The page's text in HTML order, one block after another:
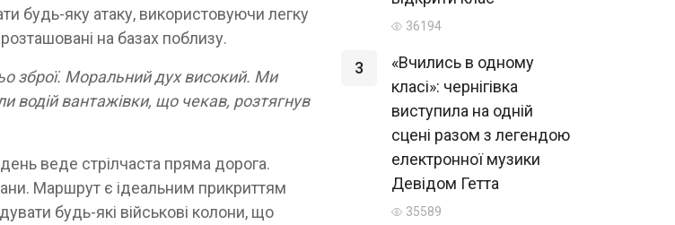
будь-яку атаку, використовуючи легку
на базах поблизу.
зброї. Моральний дух високий. Ми
водій вантажівки, що чекав, розтягнув
веде стрілчаста пряма дорога.
Маршрут є ідеальним прикриттям
будь-які військові колони, що
36194
3
«Вчились в одному
класі»: чернігівка
виступила на одній
сцені разом з легендою
електронної музики
Девідом Гетта
35589